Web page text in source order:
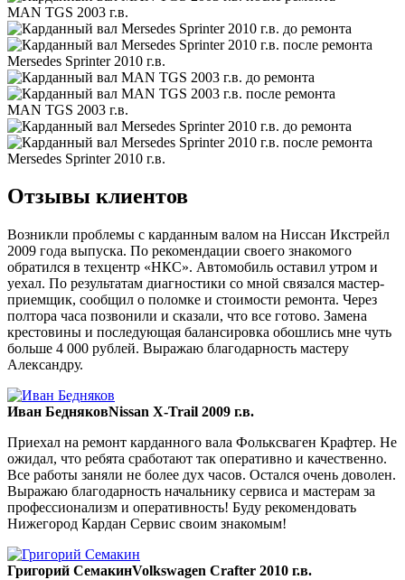
MAN TGS 2003 г.в.
Mersedes Sprinter 2010 г.в.
MAN TGS 2003 г.в.
Mersedes Sprinter 2010 г.в.
Отзывы клиентов
Возникли проблемы с карданным валом на Ниссан Икстрейл
2009 года выпуска. По рекомендации своего знакомого
обратился в техцентр «НКС». Автомобиль оставил утром и
уехал. По результатам диагностики со мной связался мастер-
приемщик, сообщил о поломке и стоимости ремонта. Через
полтора часа позвонили и сказали, что все готово. Замена
крестовины и последующая балансировка обошлись мне чуть
больше 4 000 рублей. Выражаю благодарность мастеру
Александру.
Иван БедняковNissan X-Trail 2009 г.в.
Приехал на ремонт карданного вала Фольксваген Крафтер. Не
ожидал, что ребята сработают так оперативно и качественно.
Все работы заняли не более дух часов. Остался очень доволен.
Выражаю благодарность начальнику сервиса и мастерам за
профессионализм и оперативность! Буду рекомендовать
Нижегород Кардан Сервис своим знакомым!
Григорий СемакинVolkswagen Crafter 2010 г.в.